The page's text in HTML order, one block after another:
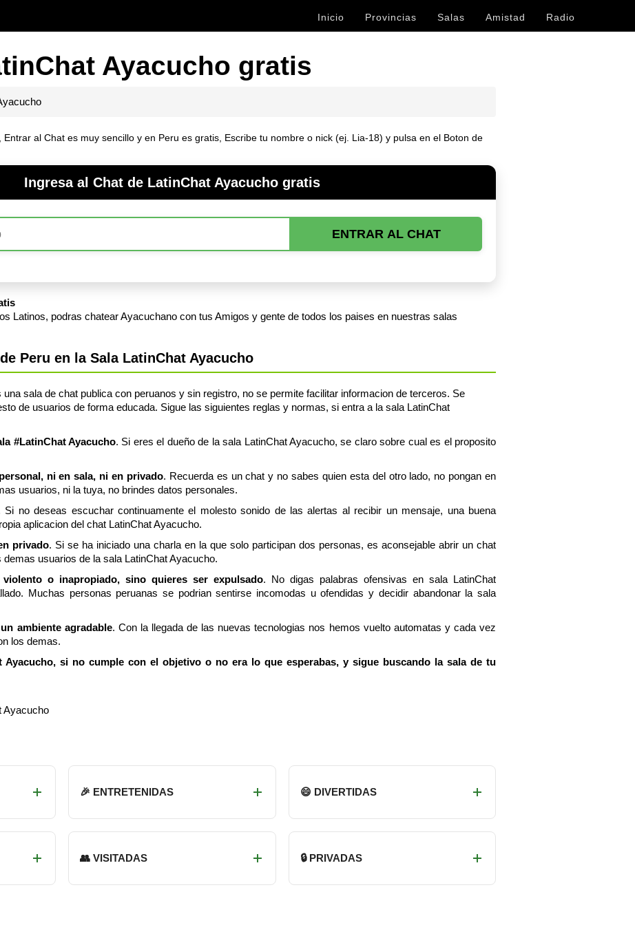
Inicio Provincias Salas Amistad Radio
Ayacucho gratis
Entrar al Chat es muy sencillo y en Peru es gratis, Escribe tu nombre o nick (ej. Lia-18) y pulsa en el Boton de
Ingresa al Chat de LatinChat Ayacucho gratis
ENTRAR AL CHAT
Latinos, podras chatear Ayacuchano con tus Amigos y gente de todos los paises en nuestras salas
Peru en la Sala LatinChat Ayacucho
sala de chat publica con peruanos y sin registro, no se permite facilitar informacion de terceros. Se
de usuarios de forma educada. Sigue las siguientes reglas y normas, si entra a la sala LatinChat
#LatinChat Ayacucho. Si eres el dueño de la sala LatinChat Ayacucho, se claro sobre cual es el proposito
ni en sala, ni en privado. Recuerda es un chat y no sabes quien esta del otro lado, no pongan en
usuarios, ni la tuya, no brindes datos personales.
Si no deseas escuchar continuamente el molesto sonido de las alertas al recibir un mensaje, una buena
aplicacion del chat LatinChat Ayacucho.
privado. Si se ha iniciado una charla en la que solo participan dos personas, es aconsejable abrir un chat
usuarios de la sala LatinChat Ayacucho.
o inapropiado, sino quieres ser expulsado. No digas palabras ofensivas en sala LatinChat
Muchas personas peruanas se podrian sentirse incomodas u ofendidas y decidir abandonar la sala
ambiente agradable. Con la llegada de las nuevas tecnologias nos hemos vuelto automatas y cada vez
los demas.
Ayacucho, si no cumple con el objetivo o no era lo que esperabas, y sigue buscando la sala de tu
Ayacucho
🎉 ENTRETENIDAS 😄 DIVERTIDAS
👥 VISITADAS 🔒 PRIVADAS